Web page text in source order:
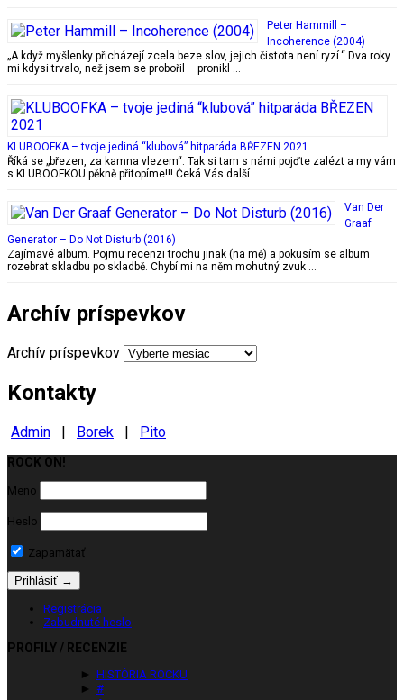
Peter Hammill –
Incoherence (2004)
„A když myšlenky přicházejí zcela beze slov, jejich čistota není ryzí.“ Dva roky
mi kdysi trvalo, než jsem se probořil – pronikl …
KLUBOOFKA – tvoje jediná “klubová” hitparáda BŘEZEN 2021
Říká se „březen, za kamna vlezem“. Tak si tam s námi pojďte zalézt a my vám
s KLUBOOFKOU pěkně přitopíme!!! Čeká Vás další …
Van Der
Graaf
Generator ‎– Do Not Disturb (2016)
Zajímavé album. Pojmu recenzi trochu jinak (na mě) a pokusím se album
rozebrat skladbu po skladbě. Chybí mi na něm mohutný zvuk …
Archív príspevkov
Archív príspevkov
Kontakty
Admin | Borek | Pito
Milujeme ROCK
ROCK ON!
Meno
Heslo
Zapamätať
Registrácia
Zabudnuté heslo
PROFILY / RECENZIE
► HISTÓRIA ROCKU
► #